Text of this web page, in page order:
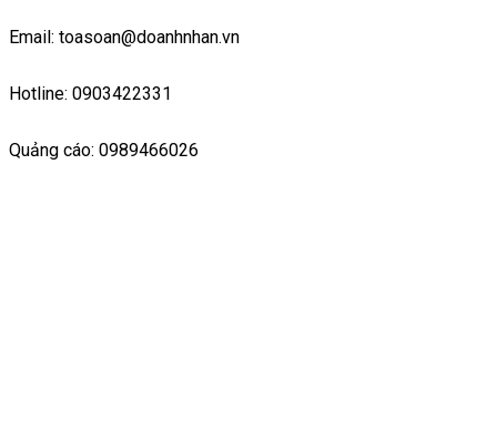
Email: toasoan@doanhnhan.vn
Hotline: 0903422331
Quảng cáo: 0989466026